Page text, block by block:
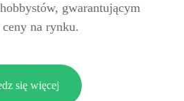
gwarantującym
na rynku.
się więcej